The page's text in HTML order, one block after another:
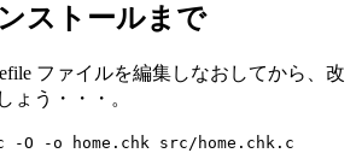
ストールまで
ファイルを編集しなおしてから、改
ょう・・・。
O -o home.chk src/home.chk.c